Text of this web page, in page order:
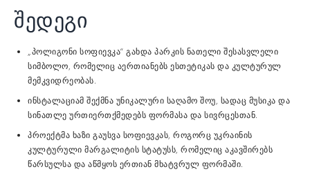
შედეგი
„პოლიგონი სოფიევკა“ გახდა პარკის ნათელი შესასვლელი
სიმბოლო, რომელიც აერთიანებს ესთეტიკას და კულტურულ
მემკვიდრეობას.
ინსტალაციამ შექმნა უნიკალური საღამო შოუ, სადაც მუსიკა და
სინათლე ურთიერთქმედებს ფორმასა და სივრცესთან.
პროექტმა ხაზი გაუსვა სოფიევკას, როგორც უკრაინის
კულტურული მარგალიტის სტატუსს, რომელიც აკავშირებს
წარსულსა და აწმყოს ერთიან მხატვრულ ფორმაში.